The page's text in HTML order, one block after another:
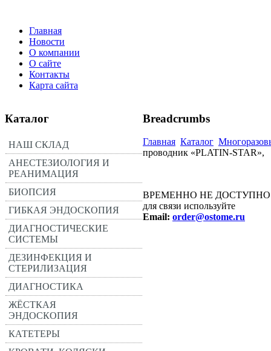
Главная
Новости
О компании
О сайте
Контакты
Карта сайта
Каталог
НАШ СКЛАД
АНЕСТЕЗИОЛОГИЯ И
РЕАНИМАЦИЯ
БИОПСИЯ
ГИБКАЯ ЭНДОСКОПИЯ
ДИАГНОСТИЧЕСКИЕ
СИСТЕМЫ
ДЕЗИНФЕКЦИЯ И
СТЕРИЛИЗАЦИЯ
ДИАГНОСТИКА
ЖЁСТКАЯ
ЭНДОСКОПИЯ
КАТЕТЕРЫ
Breadcrumbs
Главная Каталог
проводник «PLATIN-STAR»,
ВРЕМЕННО НЕ ДОСТУПНО
для связи используйте
Email: order@ostome.ru